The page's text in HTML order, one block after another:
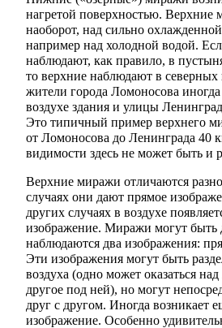
нагретой поверхностью. Верхние
наоборот, над сильно
например над холодной водой.
наблюдают, как правило, в
то верхние наблюдают в
жители города Ломоносова иногда
воздухе здания и улицы
Это типичный пример верхнего
от Ломоносова до Ленинграда 40
видимости здесь не может быть и
Верхние миражи отличаются
случаях они дают прямое
других случаях в воздухе
изображение. Миражи могут быть
наблюдаются два изображения:
Эти изображения могут быть
воздуха (одно может оказаться
другое под ней), но могут
друг с другом. Иногда возникает
изображение. Особенно